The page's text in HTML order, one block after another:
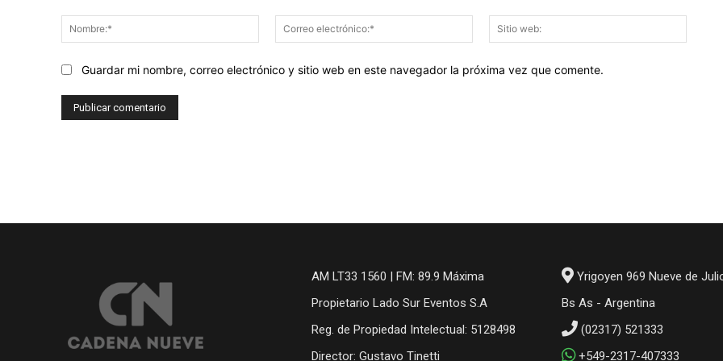
Nombre:*
Correo
electrónico:*
web:
Guardar mi nombre, correo electrónico y sitio web en este navegador la próxima vez que comente.
AM LT33 1560 | FM: 89.9 Máxima
Propietario Lado Sur Eventos S.A
Reg. de Propiedad Intelectual: 5128498
Director: Gustavo Tinetti
Yrigoyen 969 Nueve de
Bs As - Argentina
(02317) 521333
+549-2317-407333